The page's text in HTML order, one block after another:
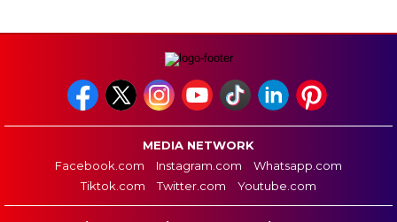
MEDIA NETWORK
Facebook.com
Instagram.com
Whatsapp.com
Tiktok.com
Twitter.com Youtube.com